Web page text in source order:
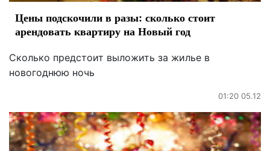
Цены подскочили в разы: сколько стоит
арендовать квартиру на Новый год
Сколько предстоит выложить за жилье в
новогоднюю ночь
01:20 05.12